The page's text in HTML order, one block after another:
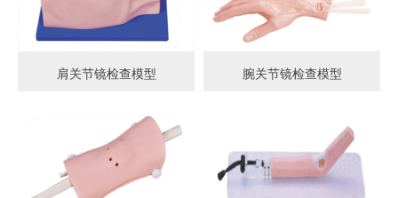
肩关节镜检查模型 腕关节镜检查模型